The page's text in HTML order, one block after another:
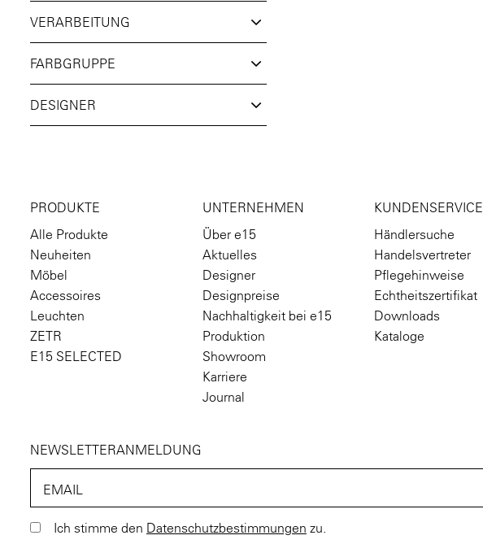
VERARBEITUNG
FARBGRUPPE
DESIGNER
PRODUKTE
Alle Produkte
Neuheiten
Möbel
Accessoires
Leuchten
ZETR
E15 SELECTED
UNTERNEHMEN
Über e15
Aktuelles
Designer
Designpreise
Nachhaltigkeit bei e15
Produktion
Showroom
Karriere
Journal
KUNDENSERVICE
Händlersuche
Handelsvertreter
Pflegehinweise
Echtheitszertifikat
Downloads
Kataloge
NEWSLETTERANMELDUNG
EMAIL
Ich stimme den Datenschutzbestimmungen zu.